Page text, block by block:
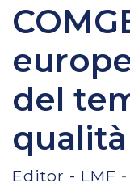
del
qualità
Editor - LMF -